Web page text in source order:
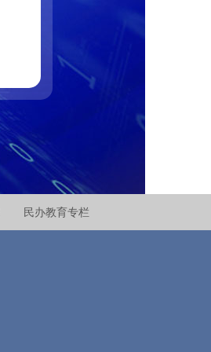
民办教育专栏